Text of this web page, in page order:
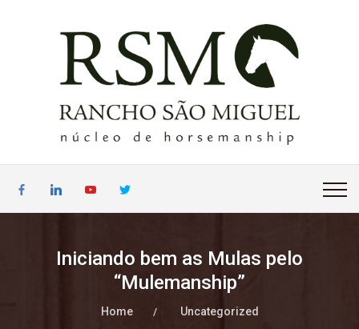
Iniciando bem as Mulas pelo
“Mulemanship”
Home
Uncategorized